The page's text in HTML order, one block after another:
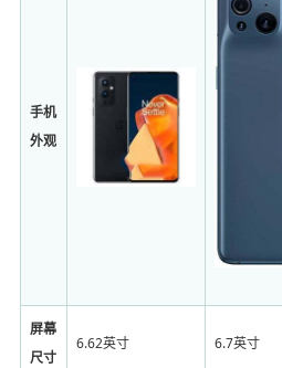
手机
外观
屏幕
尺寸
6.62英寸 6.7英寸